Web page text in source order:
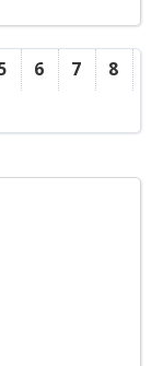
6 7
8